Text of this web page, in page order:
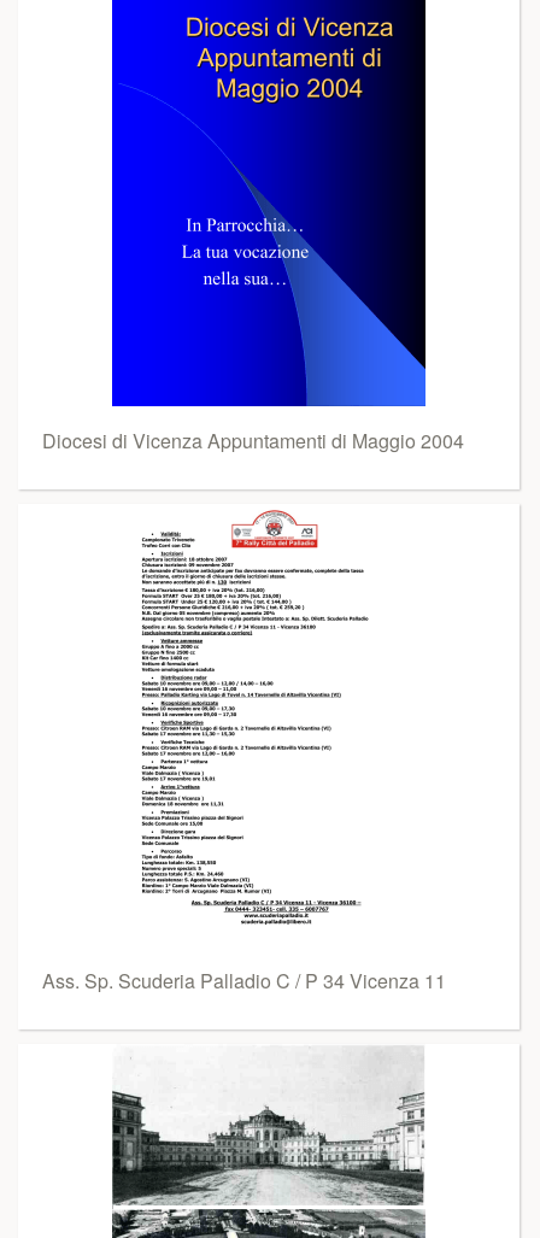
Diocesi di Vicenza Appuntamenti di Maggio 2004
Ass. Sp. Scuderia Palladio C / P 34 Vicenza 11